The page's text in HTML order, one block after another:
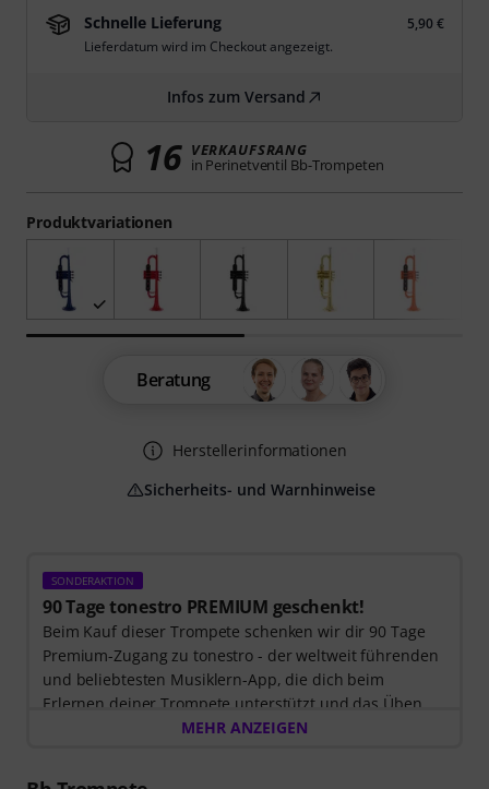
SONDERAKTION
90 Tage tonestro PREMIUM geschenkt!
Beim Kauf dieser Trompete schenken wir dir 90 Tage
Premium-Zugang zu tonestro - der weltweit führenden
und beliebtesten Musiklern-App, die dich beim
Erlernen deiner Trompete unterstützt und das Üben
zum Vergnügen wird. Entdecke die Welt der Musik mit
MEHR ANZEIGEN
Produktvariationen
Schnelle Lieferung
5,90 €
Lieferdatum wird im Checkout angezeigt.
Infos zum Versand
16 VERKAUFSRANG
in Perinetventil Bb-Trompeten
Beratung
Herstellerinformationen
Sicherheits- und Warnhinweise